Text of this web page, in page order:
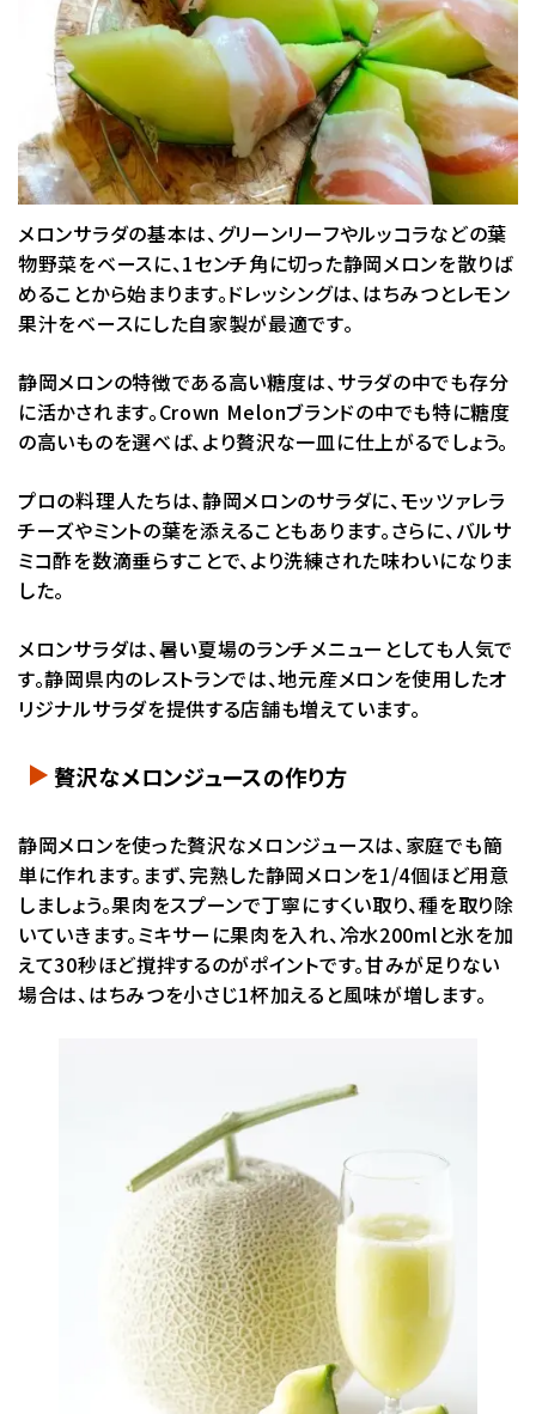
メロンサラダの基本は、グリーンリーフやルッコラなどの葉
物野菜をベースに、1センチ角に切った静岡メロンを散りば
めることから始まります。ドレッシングは、はちみつとレモン
果汁をベースにした自家製が最適です。
静岡メロンの特徴である高い糖度は、サラダの中でも存分
に活かされます。Crown Melonブランドの中でも特に糖度
の高いものを選べば、より贅沢な一皿に仕上がるでしょう。
プロの料理人たちは、静岡メロンのサラダに、モッツァレラ
チーズやミントの葉を添えることもあります。さらに、バルサ
ミコ酢を数滴垂らすことで、より洗練された味わいになりま
した。
メロンサラダは、暑い夏場のランチメニューとしても人気で
す。静岡県内のレストランでは、地元産メロンを使用したオ
リジナルサラダを提供する店舗も増えています。
贅沢なメロンジュースの作り方
静岡メロンを使った贅沢なメロンジュースは、家庭でも簡
単に作れます。まず、完熟した静岡メロンを1/4個ほど用意
しましょう。果肉をスプーンで丁寧にすくい取り、種を取り除
いていきます。ミキサーに果肉を入れ、冷水200mlと氷を加
えて30秒ほど撹拌するのがポイントです。甘みが足りない
場合は、はちみつを小さじ1杯加えると風味が増します。